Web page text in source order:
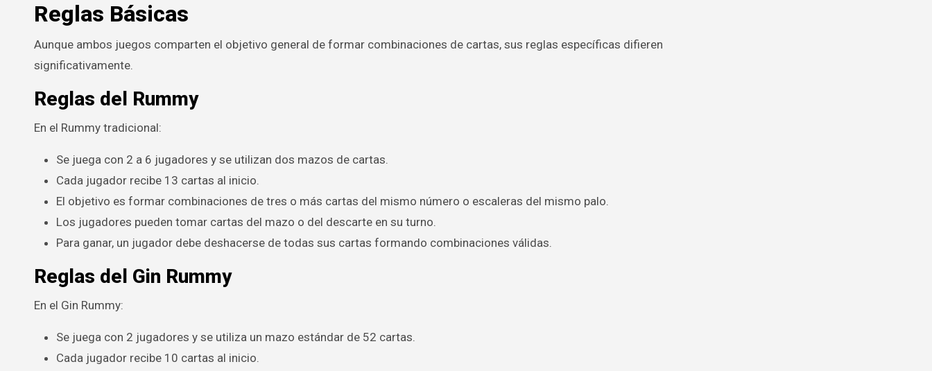
Reglas Básicas
Aunque ambos juegos comparten el objetivo general de formar combinaciones de cartas, sus reglas específicas difieren
significativamente.
Reglas del Rummy
En el Rummy tradicional:
Se juega con 2 a 6 jugadores y se utilizan dos mazos de cartas.
Cada jugador recibe 13 cartas al inicio.
El objetivo es formar combinaciones de tres o más cartas del mismo número o escaleras del mismo palo.
Los jugadores pueden tomar cartas del mazo o del descarte en su turno.
Para ganar, un jugador debe deshacerse de todas sus cartas formando combinaciones válidas.
Reglas del Gin Rummy
En el Gin Rummy:
Se juega con 2 jugadores y se utiliza un mazo estándar de 52 cartas.
Cada jugador recibe 10 cartas al inicio.